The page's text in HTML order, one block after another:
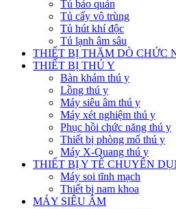
Tủ bảo quản
Tủ cấy vô trùng
Tủ hút khí độc
Tủ lạnh âm sâu
THIẾT BỊ THĂM DÒ CHỨC
THIẾT BỊ THÚ Y
Bàn khám thú y
Lồng thú y
Máy siêu âm thú y
Máy xét nghiệm thú y
Phục hồi chức năng thú y
Thiết bị phòng mổ thú y
Máy X-Quang thú y
THIẾT BỊ Y TẾ CHUYÊN
Máy soi tĩnh mạch
Thiết bị nam khoa
MÁY SIÊU ÂM